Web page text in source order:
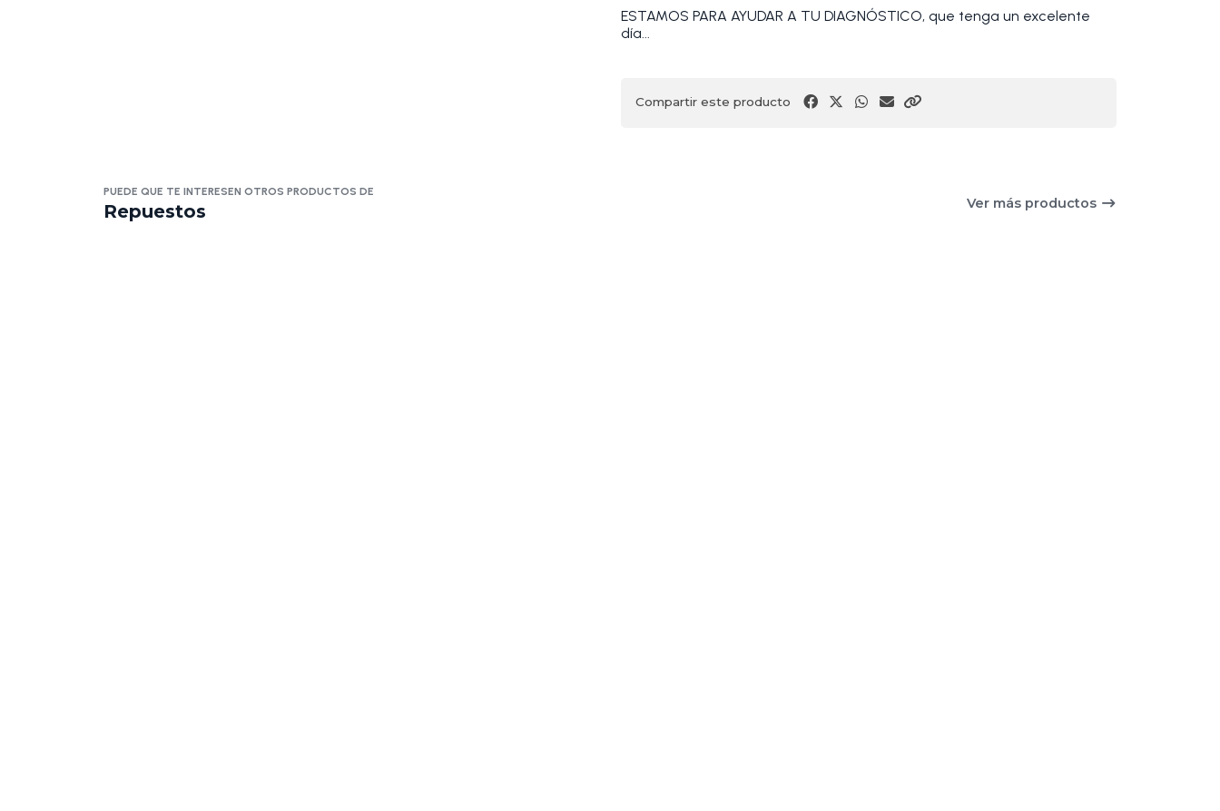
ESTAMOS PARA AYUDAR A TU DIAGNÓSTICO, que tenga un excelente
día...
Compartir este producto
PUEDE QUE TE INTERESEN OTROS PRODUCTOS DE
Repuestos Ver más productos